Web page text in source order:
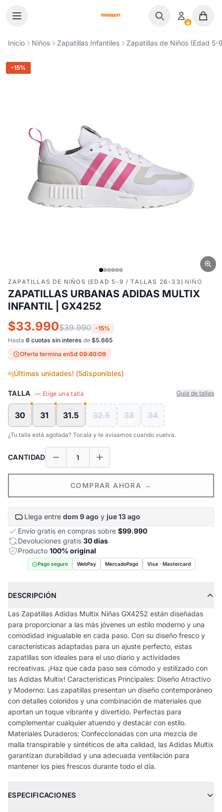
Inicio Niños Zapatillas Infantiles Zapatillas de Niños (Edad
-15%
ZAPATILLAS DE NIÑOS (EDAD 5-9 / TALLAS 26-33)·NIÑO
ZAPATILLAS URBANAS ADIDAS MULTIX
INFANTIL | GX4252
$33.990$39.990 -15%
Hasta 6 cuotas sin interés de $5.665
Oferta termina en5d 09:40:08
¡Últimas unidades! (5disponibles)
TALLA — Elige una talla Guía de tallas
30 31 31.5 32.5 33 34
¿Tu talla está agotada? Tocala y te avisamos cuando vuelva.
CANTIDAD
COMPRAR AHORA →
Llega entre dom 9 ago y jue 13 ago
Envío gratis en compras sobre $99.990
Devoluciones gratis 30 días
Producto 100% original
Pago seguro WebPay MercadoPago Visa · Mastercard
DESCRIPCIÓN
Las Zapatillas Adidas Multix Niñas GX4252 están diseñadas
para proporcionar a las más jóvenes un estilo moderno y una
comodidad inigualable en cada paso. Con su diseño fresco y
características adaptadas para un ajuste perfecto, estas
zapatillas son ideales para el uso diario y actividades
recreativas. ¡Haz que cada paso sea cómodo y estilizado con
las Adidas Multix! Características Principales: Diseño Atractivo
y Moderno: Las zapatillas presentan un diseño contemporáneo
con detalles coloridos y una combinación de materiales que
aportan un toque vibrante y divertido. Perfectas para
complementar cualquier atuendo y destacar con estilo.
Materiales Duraderos: Confeccionadas con una mezcla de
malla transpirable y sintéticos de alta calidad, las Adidas Multix
garantizan durabilidad y una adecuada ventilación para
mantener los pies frescos durante todo el día.
ESPECIFICACIONES